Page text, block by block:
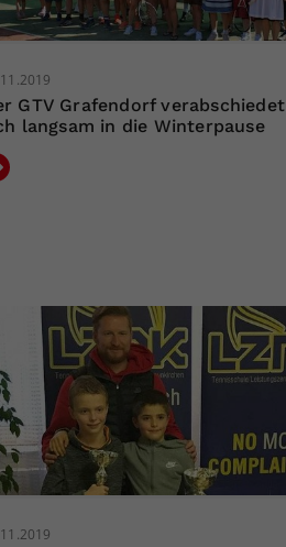
GTV Grafendorf verabschiedet
langsam in die Winterpause